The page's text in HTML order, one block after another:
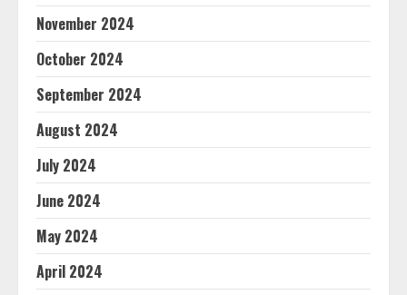
November 2024
October 2024
September 2024
August 2024
July 2024
June 2024
May 2024
April 2024